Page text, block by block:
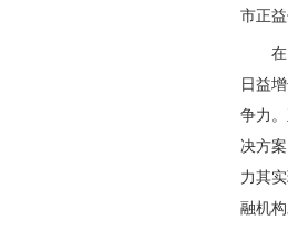
市正
日益
争力
决方
力其
融机